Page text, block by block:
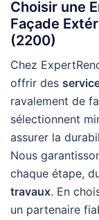
Choisir une
Façade
(2200)
Chez
offrir des
ravalement de
sélectionnent
assurer la
Nous
chaque étape,
travaux. En
un partenaire